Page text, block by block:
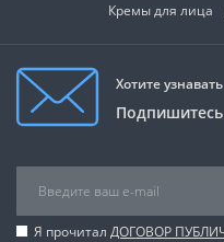
Кремы для лица
Хотите
Я прочитал ДОГОВОР